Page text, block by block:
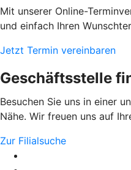
Mit unserer Online-
und einfach Ihren
Jetzt Termin vereinbaren
Geschäftsstelle
Besuchen Sie uns in einer
Nähe. Wir freuen uns auf
Zur Filialsuche